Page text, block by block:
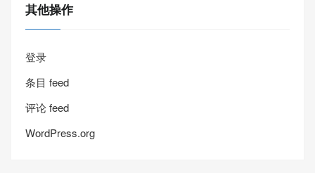
其他操作
登录
条目 feed
评论 feed
WordPress.org